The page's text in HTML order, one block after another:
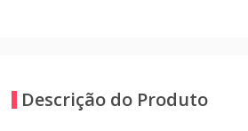
Descrição do Produto